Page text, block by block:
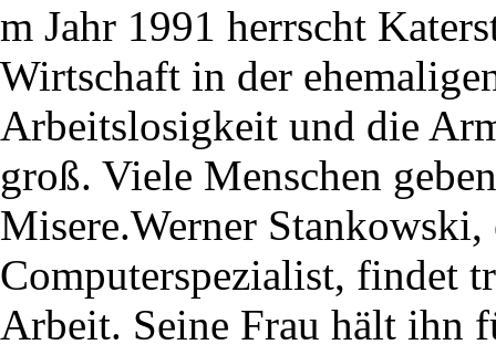
m Jahr 1991 herrscht
Wirtschaft in der
Arbeitslosigkeit und die
groß. Viele Menschen
Misere.Werner
Computerspezialist, findet
Arbeit. Seine Frau hält ihn